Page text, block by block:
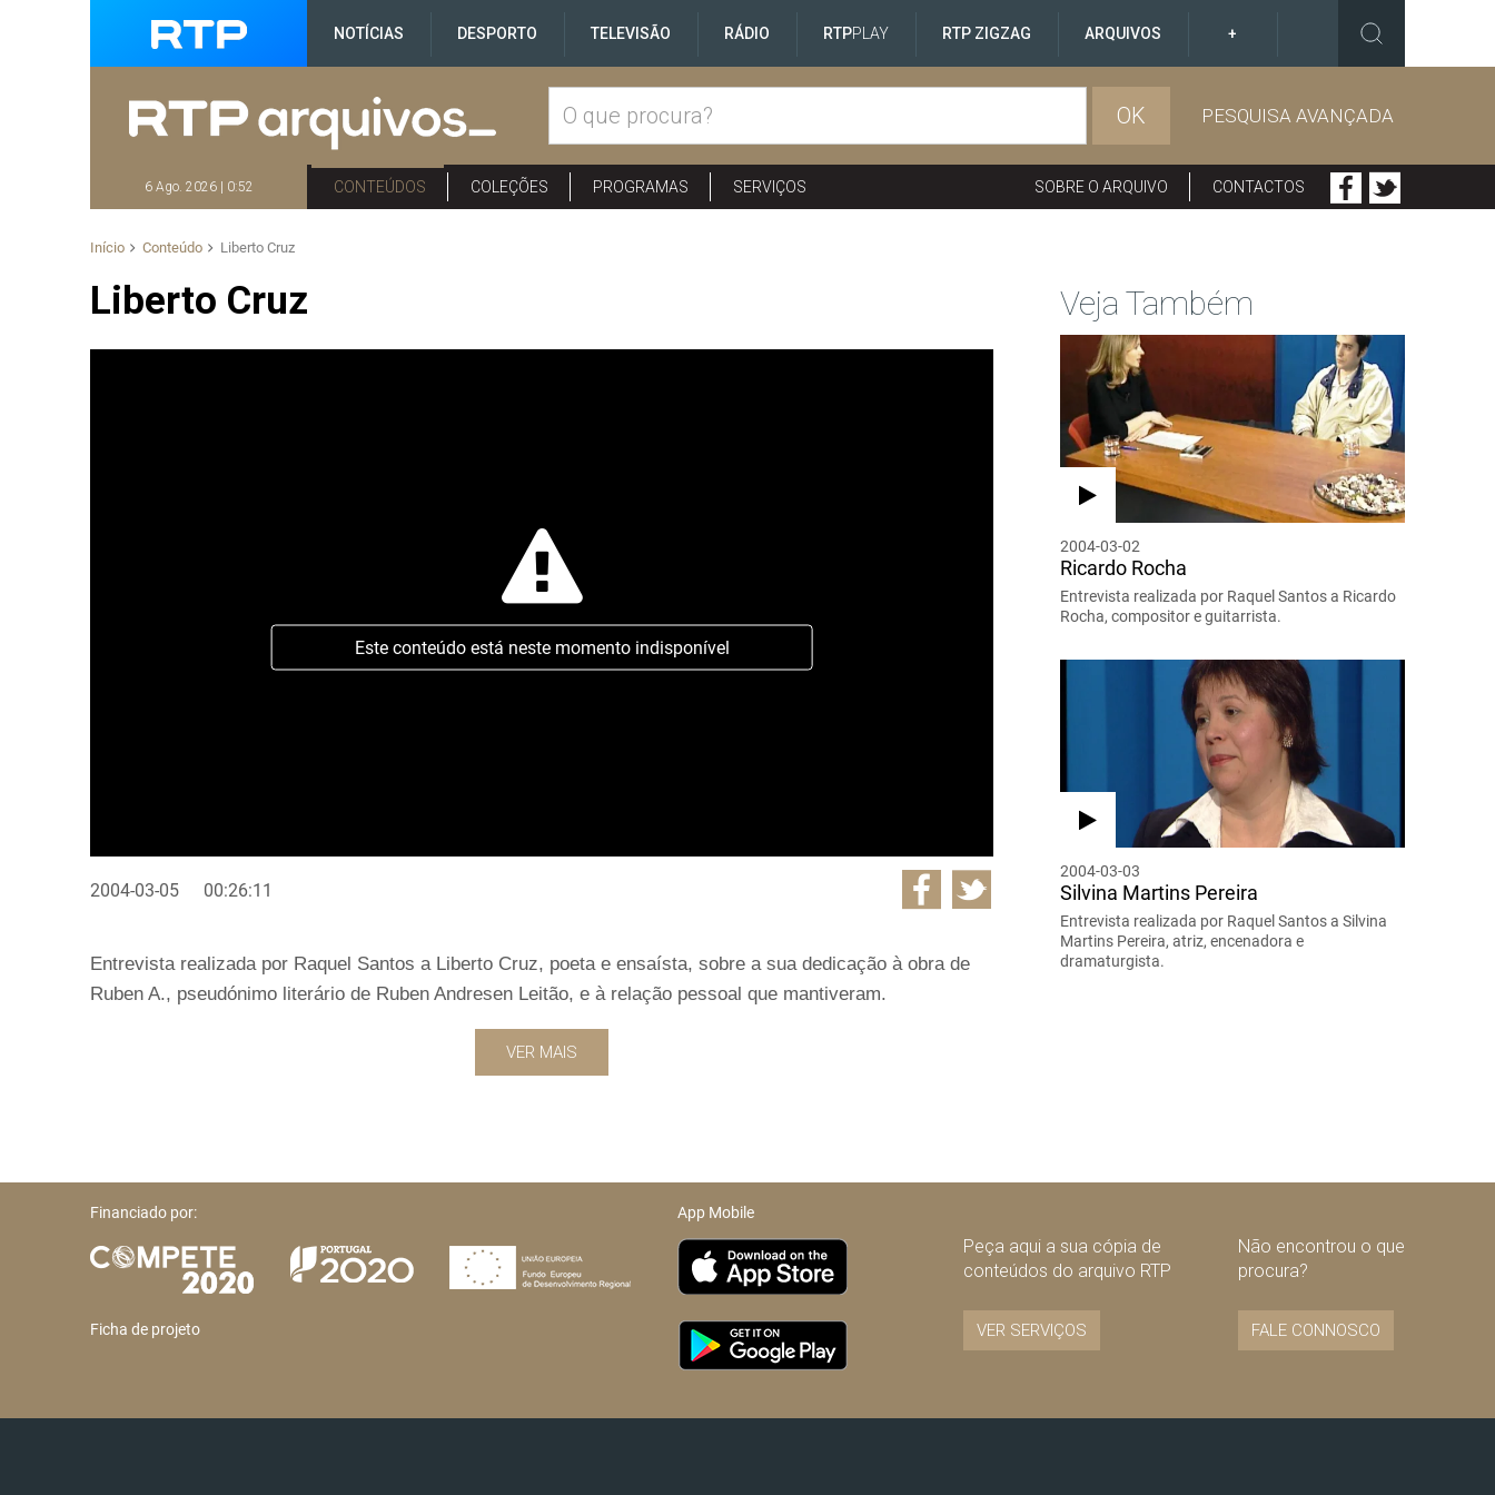
NOTÍCIAS DESPORTO TELEVISÃO RÁDIO RTPPLAY RTP ZIGZAG ARQUIVOS +
OK PESQUISA AVANÇADA
6 Ago. 2026 | 0:52 CONTEÚDOS COLEÇÕES PROGRAMAS SERVIÇOS SOBRE O ARQUIVO CONTACTOS
Início Conteúdo Liberto Cruz
Liberto Cruz
Este conteúdo está neste momento indisponível
2004-03-05 00:26:11
Entrevista realizada por Raquel Santos a Liberto Cruz, poeta e ensaísta, sobre a sua dedicação à obra de
Ruben A., pseudónimo literário de Ruben Andresen Leitão, e à relação pessoal que mantiveram.
VER MAIS
Veja Também
2004-03-02
Ricardo Rocha
Entrevista realizada por Raquel Santos a Ricardo
Rocha, compositor e guitarrista.
2004-03-03
Silvina Martins Pereira
Entrevista realizada por Raquel Santos a Silvina
Martins Pereira, atriz, encenadora e
dramaturgista.
Financiado por:
Ficha de projeto
App Mobile
Peça aqui a sua cópia de
conteúdos do arquivo RTP
VER SERVIÇOS
Não encontrou o que
procura?
FALE CONNOSCO